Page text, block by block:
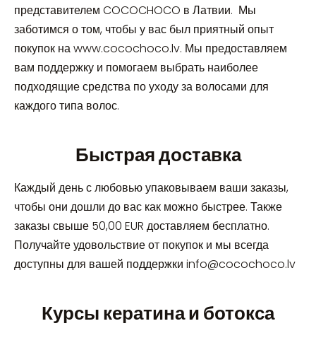
представителем COCOCHOCO в Латвии. Мы
заботимся о том, чтобы у вас был приятный опыт
покупок на www.cocochoco.lv. Мы предоставляем
вам поддержку и помогаем выбрать наиболее
подходящие средства по уходу за волосами для
каждого типа волос.
Быстрая доставка
Каждый день с любовью упаковываем ваши заказы,
чтобы они дошли до вас как можно быстрее. Также
заказы свыше 50,00 EUR доставляем бесплатно.
Получайте удовольствие от покупок и мы всегда
доступны для вашей поддержки info@cocochoco.lv
Курсы кератина и ботокса